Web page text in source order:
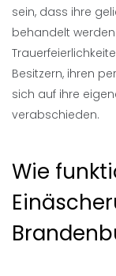
sein, dass ihre
behandelt
Besitzern, ihren
sich auf ihre
verabschieden.
Wie